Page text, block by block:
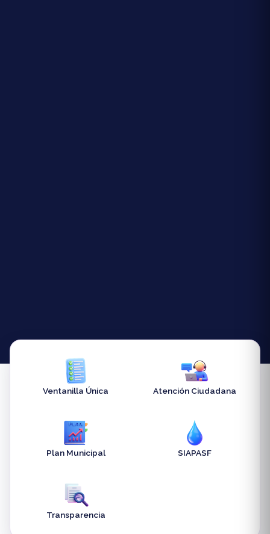
Ventanilla Única Atención Ciudadana
Plan Municipal SIAPASF
Transparencia